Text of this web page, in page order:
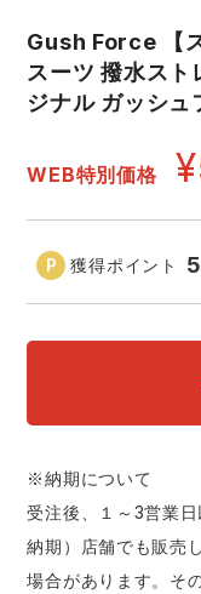
ニット
カジュアル
中塚被服
スターライト工業
弘進ゴム
福山ゴム工業
Gush Force 【
スーツ 撥水スト
ジナル ガッシ
WEB特別価格 ¥
獲得ポイント
※納期について
受注後、１～3営業
納期）店舗でも販売
場合があります。そ